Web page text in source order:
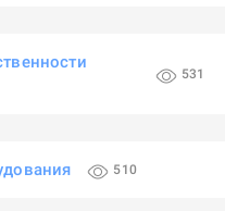
531
510